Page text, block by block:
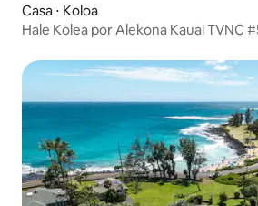
Casa ⋅ Koloa
Hale Kolea por Alekona Kauai TVNC